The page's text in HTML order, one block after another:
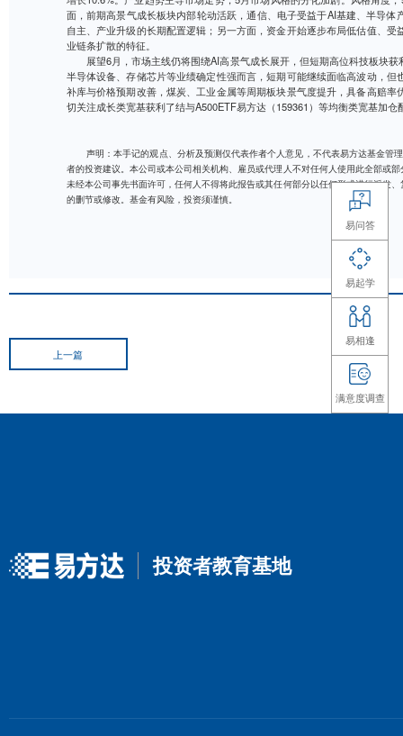
回顾5月，宏观层面内需边际走弱，而出口相关行业
前值5.7%，主要供给冲击带来的顺价类行业开工率下
1.7%，主要受补贴退坡拖累，同时呈现服务消费强于实
增长10.6%。产业趋势主导市场走势，5月市场风格的分
自主、产业升级的长期配置逻辑；另一方面，资金开始
业链条扩散的特征。
展望6月，市场主线仍将围绕AI高景气成长展开，但
半导体设备、存储芯片等业绩确定性强而言，短期可能
补库与价格预期改善，煤炭、工业金属等周期板块景气
切关注成长类宽基获利了结与A500ETF易方达（159361
声明：本手记的观点、分析及预测仅代表作者个人意见，
者的投资建议。本公司或本公司相关机构、雇员或代理人不对
未经本公司事先书面许可，任何人不得将此报告或其任何部分
的删节或修改。基金有风险，投资须谨慎。
上一篇